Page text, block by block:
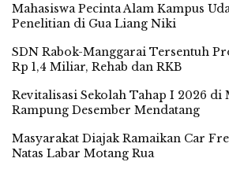
Mahasiswa Pecinta Alam Kampus
Penelitian di Gua Liang Niki
SDN Rabok-Manggarai Tersentuh
Rp 1,4 Miliar, Rehab dan RKB
Revitalisasi Sekolah Tahap I 2026 di
Rampung Desember Mendatang
Masyarakat Diajak Ramaikan Car
Natas Labar Motang Rua